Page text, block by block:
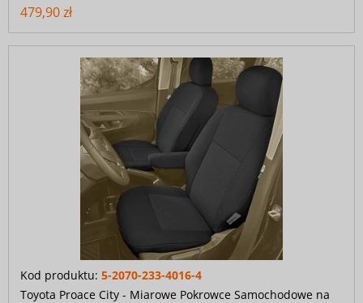
479,90 zł
Kod produktu: 5-2070-233-4016-4
Toyota Proace City - Miarowe Pokrowce Samochodowe na